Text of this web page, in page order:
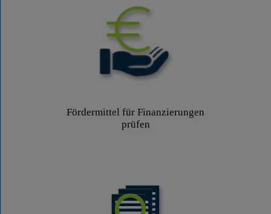
Fördermittel für Finanzierungen
prüfen